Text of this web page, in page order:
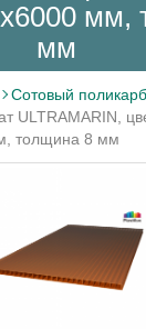
мм,
мм
Сотовый
ULTRAMARIN,
толщина 8 мм